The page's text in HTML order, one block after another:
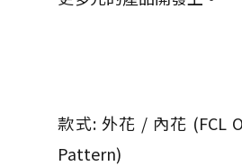
款式: 外花 / 內花 (FCL
Pattern)